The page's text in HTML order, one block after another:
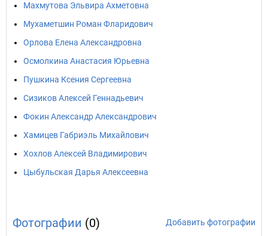
Махмутова Эльвира Ахметовна
Мухаметшин Роман Фларидович
Орлова Елена Александровна
Осмолкина Анастасия Юрьевна
Пушкина Ксения Сергеевна
Сизиков Алексей Геннадьевич
Фокин Александр Александрович
Хамицев Габриэль Михайлович
Хохлов Алексей Владимирович
Цыбульская Дарья Алексеевна
Фотографии (0) Добавить фотографии